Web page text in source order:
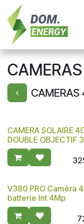
Se rendre au contenu
CAMERAS
CAMERA SOLAIRE
DOUBLE OBJECTIF
V380 PRO Caméra
batterie Int 4Mp